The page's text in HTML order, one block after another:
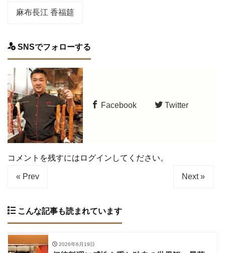
麻布長江 香福筵
SNSでフォローする
Facebook Twitter
コメントを残すにはログインしてください。
« Prev Next »
こんな記事も読まれています
2026年6月19日